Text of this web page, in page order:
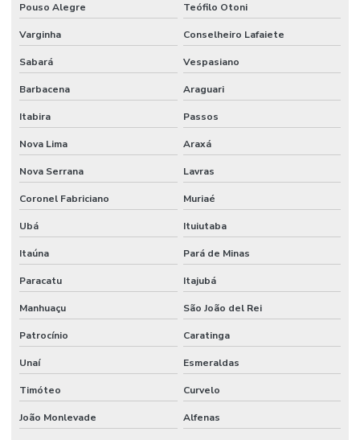
Lapidação De Granilite
Lapidação De Piso
Lapidação De Piso Antiderrapante Em Minas Gerais
Lapidação De Piso Comercial
Lapidação De Piso Em Curitiba
Lapidação E Polimento De Piso
Manutenção De Juntas De Dilatação
Manutenção De Viadutos Com Lábio Polimérico
Pintura De Epoxi Para Pisos
Pintura De Faixas
Pintura De Faixas Com Tinta Epóxi
Pintura De Faixas De Demarcação
Pintura De Faixas De Demarcação Em São Paulo
Pouso Alegre Teófilo Otoni
Varginha Conselheiro Lafaiete
Sabará Vespasiano
Barbacena Araguari
Itabira Passos
Nova Lima Araxá
Nova Serrana Lavras
Coronel Fabriciano Muriaé
Ubá Ituiutaba
Itaúna Pará de Minas
Paracatu Itajubá
Manhuaçu São João del Rei
Patrocínio Caratinga
Unaí Esmeraldas
Timóteo Curvelo
João Monlevade Alfenas